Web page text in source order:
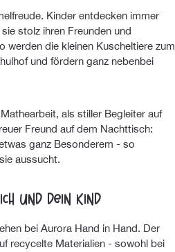
Kinder entdecken immer
stolz ihren Freunden und
werden die kleinen Kuscheltiere zum
und fördern ganz nebenbei
als stiller Begleiter auf
Freund auf dem Nachttisch:
ganz Besonderem - so
aussucht.
und dein Kind
bei Aurora Hand in Hand. Der
recycelte Materialien - sowohl bei